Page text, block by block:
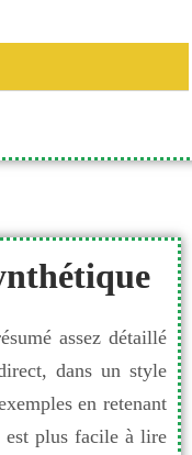
assez détaillé
dans un style
en retenant
est plus facile à lire